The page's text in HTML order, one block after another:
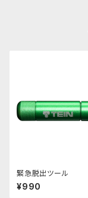
緊急脱出ツール
¥990